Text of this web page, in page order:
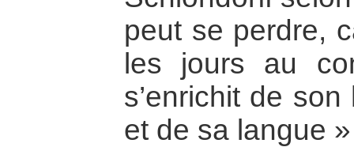
peut se perdre,
les jours au
s’enrichit de
et de sa langue